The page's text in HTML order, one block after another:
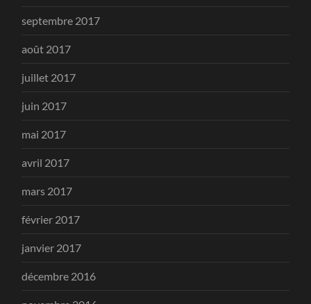
septembre 2017
août 2017
juillet 2017
juin 2017
mai 2017
avril 2017
mars 2017
février 2017
janvier 2017
décembre 2016